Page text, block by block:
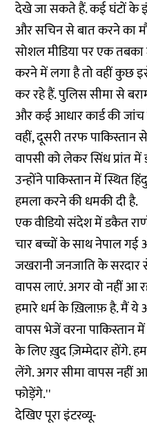
देखे जा सकते हैं. कई घंटों के
और सचिन से बात करने का
सोशल मीडिया पर एक
करने में लगा है तो वहीं कुछ
कर रहे हैं. पुलिस सीमा से
और कई आधार कार्ड की
वहीं, दूसरी तरफ
वापसी को लेकर सिंध प्रांत
उन्होंने पाकिस्तान में स्थित
हमला करने की धमकी दी है.
एक वीडियो संदेश में डकैत
चार बच्चों के साथ नेपाल गई
जखरानी जनजाति के सरदार
वापस लाएं. अगर वो नहीं आ
हमारे धर्म के ख़िलाफ़ है. मैं
वापस भेजें वरना पाकिस्तान में
के लिए ख़ुद ज़िम्मेदार होंगे.
लेंगे. अगर सीमा वापस नहीं
फोड़ेंगे.''
देखिए पूरा इंटरव्यू-